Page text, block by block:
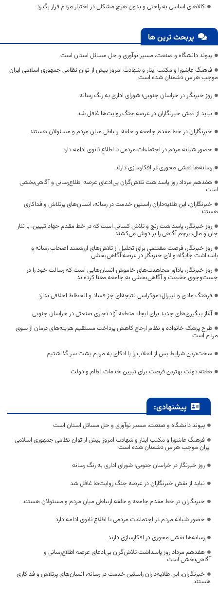
کالاهای اساسی به راحتی و بدون هیچ مشکلی در اختیار مردم قرار بگیرد
پربحث ترین ها
پیوند دانشگاه و صنعت، مسیر نوآوری و حل مسائل استان است
فرهنگ عاشورا و مکتب ایثار و شهادت امروز بیش از توان نظامی جمهوری اسلامی ایران
موجب هراس دشمنان شده است
روز خبرنگار در خراسان جنوبی؛ شورای اداری به رنگ رسانه
نباید از نقش خبرنگاران در عرصه جنگ روایت‌ها غافل شد
خبرنگاران در خط مقدم جامعه و حلقه ارتباطی میان مردم و مسئولان هستند
حضور شبانه مردم در اجتماعات مردمی تا اطلاع ثانوی ادامه دارد
رسانه‌ها نقشی محوری در افکارسازی دارند
هفدهم مرداد روز پاسداشت تلاش‌گران بی‌ادعای عرصه اطلاع‌رسانی و آگاهی‌بخشی
است
خبرنگاران، این طلایه‌داران راستین خدمت در رسانه، انسان‌های پرتلاش و فداکاری
هستند
روز خبرنگار، پاسداشت رنج و تلاش کسانی است که در خط مقدم جهاد تبیین، با نثار
جان و مال، پرچم آگاهی را بر دوش می‌کشند
روز خبرنگار، فرصت مغتنمی برای تجلیل از تلاش‌های ارزشمند اصحاب رسانه و
پاسداشت جایگاه والای خبرنگار در عرصه آگاهی‌بخشی
روز خبرنگار، یادآور مجاهدت‌های خاموش انسان‌هایی است که رسالت خود را در
جست‌وجوی حقیقت و آگاهی‌بخشی به جامعه معنا کرده‌اند
فرهنگ مادی و لیبرال‌دموکراسی نتیجه‌ای جز فساد و انحطاط اخلاقی ندارد
آغاز پیگیری‌های جدید برای ایجاد منطقه آزاد تجاری صنعتی در خراسان جنوبی
طرح پزشک خانواده و نظام ارجاع کاهش پرداخت مستقیم هزینه‌های درمان از سوی
مردم است
سخت‌ترین شرایط پس از انقلاب را با اتکای به مردم پشت سر گذاشتیم
هفته دولت بهترین فرصت برای تبیین خدمات نظام و دولت
پیشنهادی:
پیوند دانشگاه و صنعت، مسیر نوآوری و حل مسائل استان است
فرهنگ عاشورا و مکتب ایثار و شهادت امروز بیش از توان نظامی جمهوری اسلامی
ایران موجب هراس دشمنان شده است
روز خبرنگار در خراسان جنوبی؛ شورای اداری به رنگ رسانه
نباید از نقش خبرنگاران در عرصه جنگ روایت‌ها غافل شد
خبرنگاران در خط مقدم جامعه و حلقه ارتباطی میان مردم و مسئولان هستند
حضور شبانه مردم در اجتماعات مردمی تا اطلاع ثانوی ادامه دارد
رسانه‌ها نقشی محوری در افکارسازی دارند
هفدهم مرداد روز پاسداشت تلاش‌گران بی‌ادعای عرصه اطلاع‌رسانی و
آگاهی‌بخشی است
خبرنگاران، این طلایه‌داران راستین خدمت در رسانه، انسان‌های پرتلاش و فداکاری
هستند